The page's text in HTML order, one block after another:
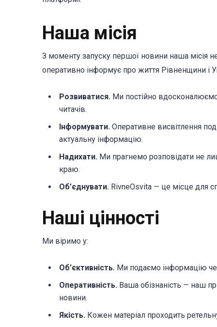
Наша місія
З моменту запуску першої новини наша місія
оперативно інформує про життя Рівненщини і
Розвиватися. Ми постійно
читачів.
Інформувати. Оперативне висвітлення
актуальну інформацію.
Надихати. Ми прагнемо розповідати не
краю.
Об’єднувати. RivneOsvita — це місце для
Наші цінності
Ми віримо у:
Об’єктивність. Ми подаємо інформацію
Оперативність. Ваша обізнаність — наш
новини.
Якість. Кожен матеріал проходить